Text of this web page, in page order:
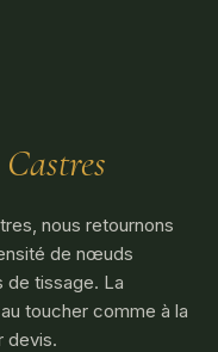
Castres
nous retournons
de nœuds
de tissage. La
toucher comme à la
devis.